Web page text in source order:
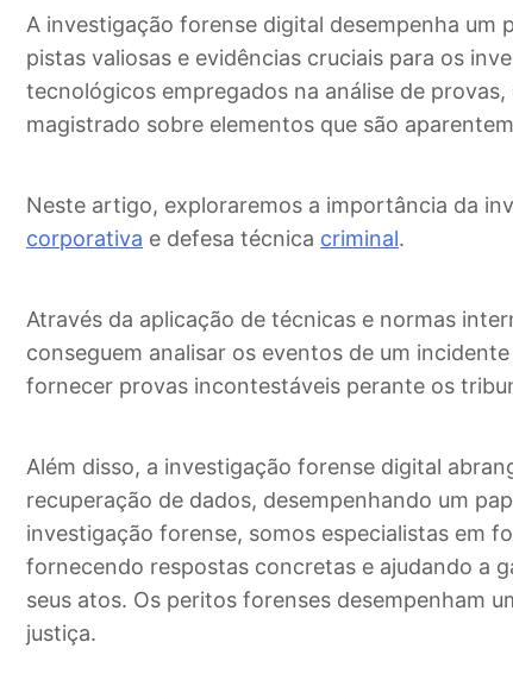
A investigação forense digital desempenha um
pistas valiosas e evidências cruciais para os
tecnológicos empregados na análise de
magistrado sobre elementos que são
Neste artigo, exploraremos a importância da
corporativa e defesa técnica criminal.
Através da aplicação de técnicas e normas
conseguem analisar os eventos de um
fornecer provas incontestáveis ​​perante os
Além disso, a investigação forense digital
recuperação de dados, desempenhando um
investigação forense, somos especialistas em
fornecendo respostas concretas e ajudando a
seus atos. Os peritos forenses desempenham
justiça.